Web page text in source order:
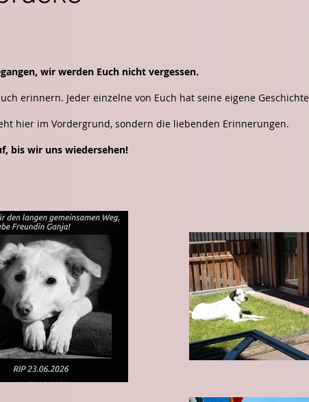
wir werden Euch nicht vergessen.
erinnern. Jeder einzelne von Euch hat seine eigene
hier im Vordergrund, sondern die liebenden Erinnerungen.
bis wir uns wiedersehen!